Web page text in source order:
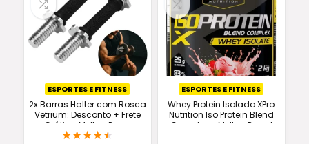
ESPORTES E FITNESS
2x Barras Halter com Rosca
Vetrium: Desconto + Frete
Grátis e Melhor Preço
★★★★★
ESPORTES E FITNESS
Whey Protein Isolado XPro
Nutrition Iso Protein Blend
Complex – Melhor Preço!